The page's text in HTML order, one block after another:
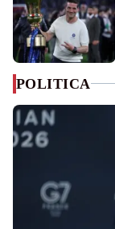
POLITICA